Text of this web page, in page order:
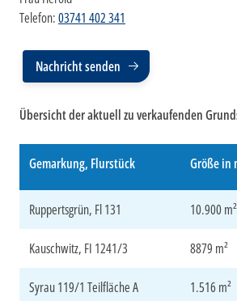
Telefon:03741 402 341
Nachricht senden
Übersicht der aktuell zu verkaufenden
Gemarkung, Flurstück Größe in
Ruppertsgrün, Fl 131 10.900 m²
Kauschwitz, FI 1241/3 8879 m²
Syrau 119/1 Teilfläche A 1.516 m²